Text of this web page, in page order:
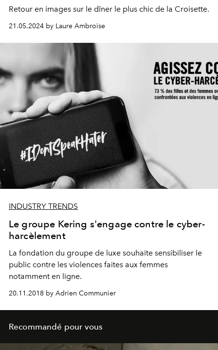
Retour en images sur le dîner le plus chic de la Croisette.
21.05.2024 by Laure Ambroise
INDUSTRY TRENDS
Le groupe Kering s'engage contre le cyber-
harcèlement
La fondation du groupe de luxe souhaite sensibiliser le
public contre les violences faites aux femmes
notamment en ligne.
20.11.2018 by Adrien Communier
Recommandé pour vous